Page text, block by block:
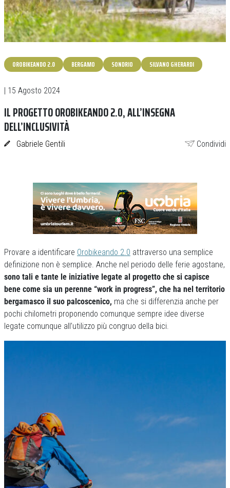
OROBIKEANDO 2.0 BERGAMO SONDRIO SILVANO GHERARDI
| 15 Agosto 2024
IL PROGETTO OROBIKEANDO 2.0, ALL’INSEGNA
DELL’INCLUSIVITÀ
Gabriele Gentili Condividi
Provare a identificare Orobikeando 2.0 attraverso una semplice
definizione non è semplice. Anche nel periodo delle ferie agostane,
sono tali e tante le iniziative legate al progetto che si capisce
bene come sia un perenne “work in progress”, che ha nel territorio
bergamasco il suo palcoscenico, ma che si differenzia anche per
pochi chilometri proponendo comunque sempre idee diverse
legate comunque all’utilizzo più congruo della bici.